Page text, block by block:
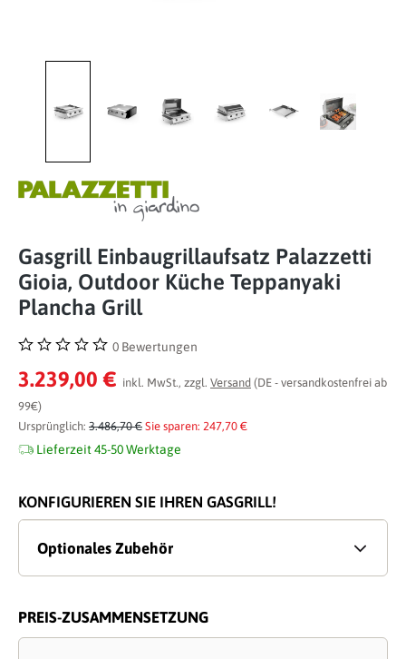
Gasgrill Einbaugrillaufsatz Palazzetti
Gioia, Outdoor Küche Teppanyaki
Plancha Grill
Durchschnittliche Bewertung von 0 von 5 Sternen
0 Bewertungen
3.239,00 € inkl. MwSt., zzgl. Versand (DE - versandkostenfrei ab
99€)
Ursprünglich: 3.486,70 € Sie sparen: 247,70 €
Lieferzeit 45-50 Werktage
KONFIGURIEREN SIE IHREN GASGRILL!
Optionales Zubehör
PREIS-ZUSAMMENSETZUNG